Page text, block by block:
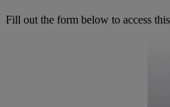
Fill out the form below to access